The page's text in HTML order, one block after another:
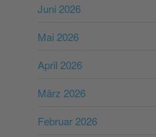
Juni 2026
Mai 2026
April 2026
März 2026
Februar 2026